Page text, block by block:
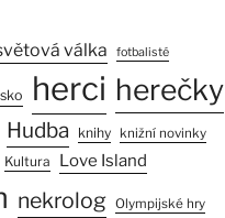
válka fotbalisté
herci herečky
Hudba knihy knižní novinky
Kultura Love Island
nekrolog Olympijské hry